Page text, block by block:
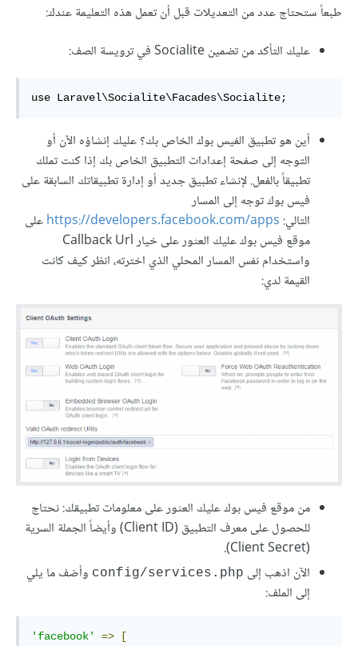
طبعاً ستحتاج عدد من التعديلات قبل أن تعمل هذه التعليمة عندك:
عليك التأكد من تضمين Socialite في ترويسة الصف:
use Laravel\Socialite\Facades\Socialite;
أين هو تطبيق الفيس بوك الخاص بك؟ عليك إنشاؤه الآن أو
التوجه إلى صفحة إعدادات التطبيق الخاص بك إذا كنت تملك
تطبيقاً بالفعل. لإنشاء تطبيق جديد أو إدارة تطبيقاتك السابقة على
فيس بوك توجه إلى المسار
التالي: https://developers.facebook.com/appsعلى
موقع فيس بوك عليك العثور على خيار Callback Url
واستخدام نفس المسار المحلي الذي اخترته، انظر كيف كانت
القيمة لدي:
من موقع فيس بوك عليك العثور على معلومات تطبيقك: نحتاج
للحصول على معرف التطبيق (Client ID) وأيضاً الجملة السرية
(Client Secret).
الآن اذهب إلى config/services.php وأضف ما يلي
إلى الملف:
'facebook' =>
[